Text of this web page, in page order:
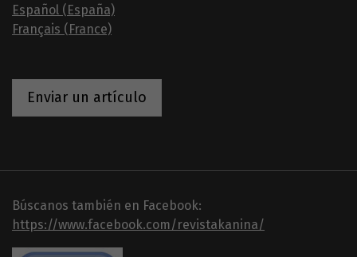
Español (España)
Français (France)
Enviar un artículo
Búscanos también en Facebook:
https://www.facebook.com/revistakanina/